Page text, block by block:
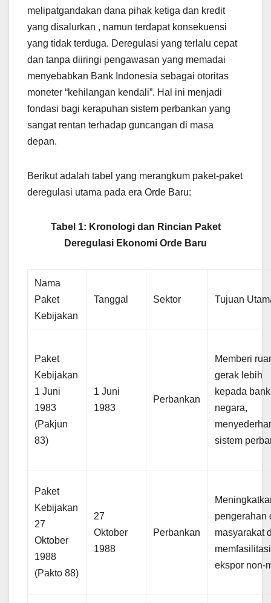
melipatgandakan dana pihak ketiga dan kredit
yang disalurkan , namun terdapat konsekuensi
yang tidak terduga. Deregulasi yang terlalu cepat
dan tanpa diiringi pengawasan yang memadai
menyebabkan Bank Indonesia sebagai otoritas
moneter “kehilangan kendali”. Hal ini menjadi
fondasi bagi kerapuhan sistem perbankan yang
sangat rentan terhadap guncangan di masa
depan.
Berikut adalah tabel yang merangkum paket-paket
deregulasi utama pada era Orde Baru:
Tabel 1: Kronologi dan Rincian Paket
Deregulasi Ekonomi Orde Baru
Nama
Paket
Kebijakan
Tanggal Sektor Tujuan
Paket
Kebijakan
1 Juni
1983
(Pakjun
83)
1 Juni
1983
Perbankan
Memberi
gerak lebih
kepada bank
negara,
sistem
Paket
Kebijakan
27
Oktober
1988
(Pakto 88)
27
Oktober
1988
Perbankan
pengerahan
masyarakat
memfasilitasi
ekspor non-